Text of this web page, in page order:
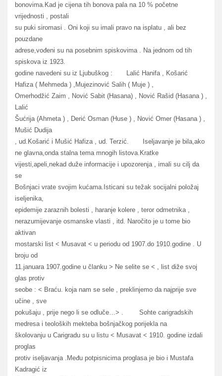
bonovima.Kad je cijena tih bonova pala na 10 % početne
vrijednosti , postali
su puki siromasi . Oni koji su imali pravo na isplatu , ali bez
pouzdane
adrese,vođeni su na posebnim spiskovima . Na jednom od tih
spiskova iz 1923.
godine navedeni su iz Ljubuškog : Lalić Hanifa , Košarić
Hafiza ( Mehmeda ) ,Mujezinović Salih ( Muje ) ,
Omerhodžić Zaim , Nović Sabit (Hasana) , Nović Rašid (Hasana ) ,
Lalić
Šućrija (Ahmeta ) , Derić Osman (Huse ) , Nović Omer (Hasana ) ,
Mušić Dudija
, ud.Košarić i Mušić Hafiza , ud. Terzić. Iseljavanje je bila,ako
ne glavna,onda stalna tema mnogih listova.Kratke
vijesti,apeli,nekad duže informacije i upozorenja , imali su cilj da
se
Bošnjaci vrate svojim kućama.Isticani su težak socijalni položaj
iseljenika,
epidemije zaraznih bolesti , haranje kolere , teror odmetnika ,
nerazumijevanje osmanske vlasti , itd. Naročito je u tome bio
aktivan
mostarski list < Musavat < u periodu od 1907.do 1910.godine . U
broju od
11.januara 1907.godine u članku > Ne selite se < , list diže svoj
glas protiv
seobe : < Braću. koja nam se sele , preklinjemo da najprije sve
učine , sve
pokušaju , prije nego li se odluče…> . Sohte carigradskih
medresa i teoloških mekteba bošnjačkog porijekla na
školovanju u Carigradu su u listu < Musavat < 1910. godine izdali
proglas
protiv iseljavanja .Među potpisnicima proglasa je bio i Mustafa
Kadragić iz